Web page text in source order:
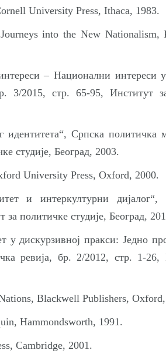
University Press, Ithaca, 1983.
into the New Nationalism,
– Национални интереси у
3/2015, стр. 65-95, Институт
идентитета“, Српска политичка
студије, Београд, 2003.
University Press, Oxford, 2000.
и интеркултурни дијалог“,
политичке студије, Београд,
у дискурзивној пракси: Једно
ревија, бр. 2/2012, стр. 1-26,
Blackwell Publishers,
Hammondsworth, 1991.
Cambridge, 2001.